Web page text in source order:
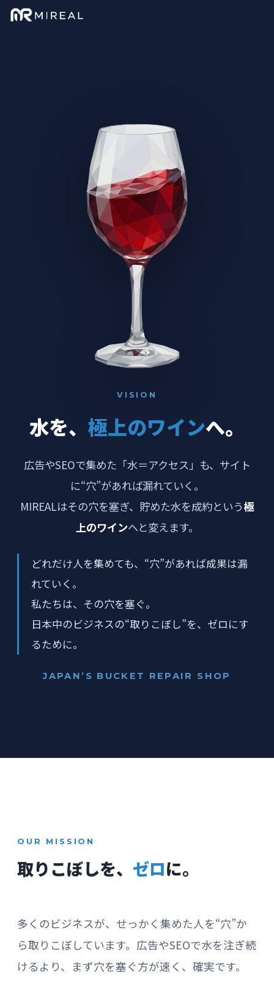
VISION
水を、 極上のワインへ。
広告やSEOで集めた「水＝アクセス」も、サイト
に“穴”があれば漏れていく。
MIREALはその穴を塞ぎ、貯めた水を成約という極
上のワインへと変えます。
どれだけ人を集めても、“穴”があれば成果は漏
れていく。
私たちは、その穴を塞ぐ。
日本中のビジネスの“取りこぼし”を、ゼロにす
るために。
JAPAN’S BUCKET REPAIR SHOP
OUR MISSION
取りこぼしを、 ゼロに。
多くのビジネスが、せっかく集めた人を“穴”か
ら取りこぼしています。広告やSEOで水を注ぎ続
けるより、まず穴を塞ぐ方が速く、確実です。